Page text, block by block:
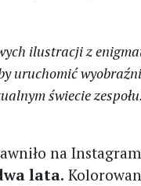
ilustracji z
uruchomić
świecie zespołu.
na
lata.